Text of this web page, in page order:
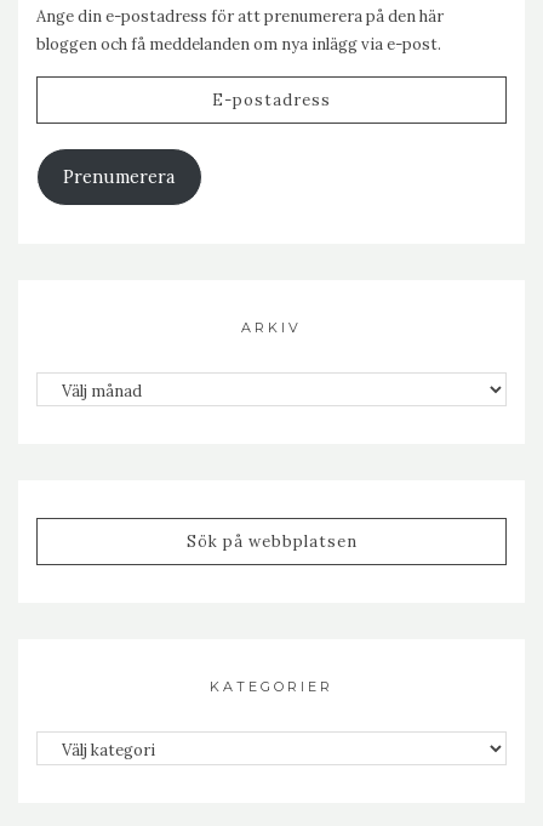
Ange din e-postadress för att prenumerera på den här
bloggen och få meddelanden om nya inlägg via e-post.
Prenumerera
ARKIV
Arkiv
KATEGORIER
Kategorier